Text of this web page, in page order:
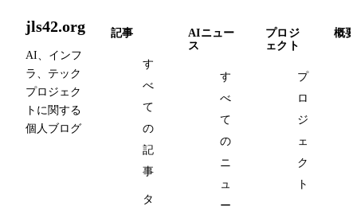
jls42.org
AI、インフ
ラ、テック
プロジェク
トに関する
個人ブログ
記事
す
べ
て
の
記
事
タ
AIニュー
ス
す
べ
て
の
ニ
ュ
ー
プロジ
ェクト
プ
ロ
ジ
ェ
ク
ト
概要